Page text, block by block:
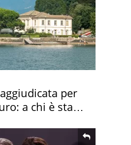
per
a chi è stata